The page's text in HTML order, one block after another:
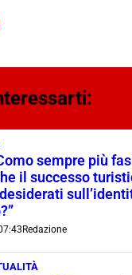
sempre più
il successo
Redazione